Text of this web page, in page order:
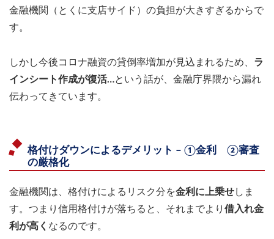
金融機関（とくに支店サイド）の負担が大きすぎるからで
す。
しかし今後コロナ融資の貸倒率増加が見込まれるため、 ラ
インシート作成が復活…という話が、金融庁界隈から漏れ
伝わってきています。
格付けダウンによるデメリット – ①金利 ②審査
の厳格化
金融機関は、格付けによるリスク分を金利に上乗せしま
す。つまり信用格付けが落ちると、それまでより 借入れ金
利が高く なるのです。